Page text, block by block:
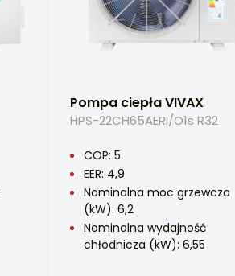
Pompa ciepła VIVAX
HPS-22CH65AERI/O1s R32
COP: 5
EER: 4,9
Nominalna moc grzewcza
(kW): 6,2
Nominalna wydajność
chłodnicza (kW): 6,55